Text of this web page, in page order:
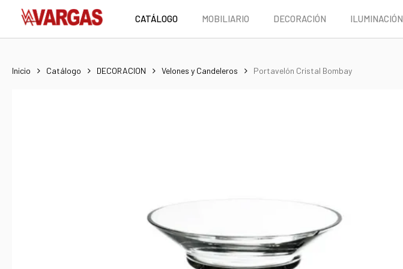
main
CATÁLOGO MOBILIARIO DECORACIÓN ILUMINACIÓN
Inicio Catálogo DECORACION Velones y Candeleros Portavelón Cristal Bombay